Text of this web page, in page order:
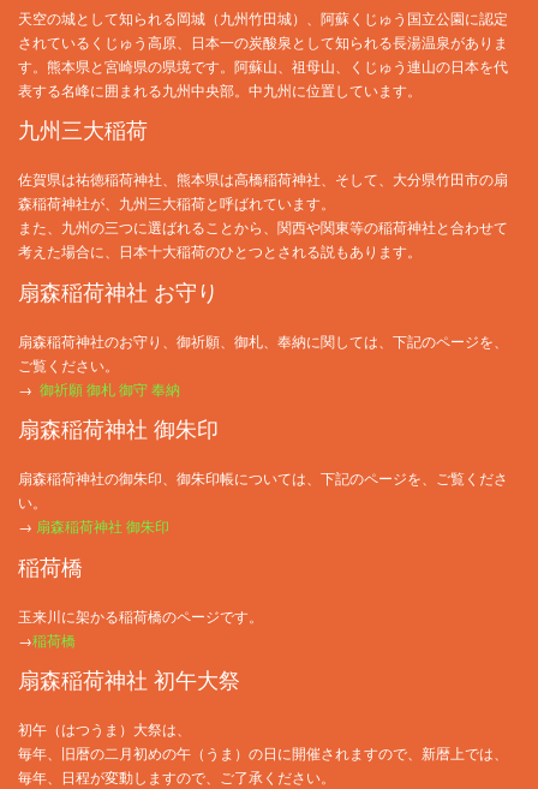
天空の城として知られる岡城（九州竹田城）、阿蘇くじゅう国立公園に認定
されているくじゅう高原、日本一の炭酸泉として知られる長湯温泉がありま
す。熊本県と宮崎県の県境です。阿蘇山、祖母山、くじゅう連山の日本を代
表する名峰に囲まれる九州中央部。中九州に位置しています。
九州三大稲荷
佐賀県は祐徳稲荷神社、熊本県は高橋稲荷神社、そして、大分県竹田市の扇
森稲荷神社が、九州三大稲荷と呼ばれています。
また、九州の三つに選ばれることから、関西や関東等の稲荷神社と合わせて
考えた場合に、日本十大稲荷のひとつとされる説もあります。
扇森稲荷神社 お守り
扇森稲荷神社のお守り、御祈願、御札、奉納に関しては、下記のページを、
ご覧ください。
→ 御祈願 御札 御守 奉納
扇森稲荷神社 御朱印
扇森稲荷神社の御朱印、御朱印帳については、下記のページを、ご覧くださ
い。
→ 扇森稲荷神社 御朱印
稲荷橋
玉来川に架かる稲荷橋のページです。
→稲荷橋
扇森稲荷神社 初午大祭
初午（はつうま）大祭は、
毎年、旧暦の二月初めの午（うま）の日に開催されますので、新暦上では、
毎年、日程が変動しますので、ご了承ください。